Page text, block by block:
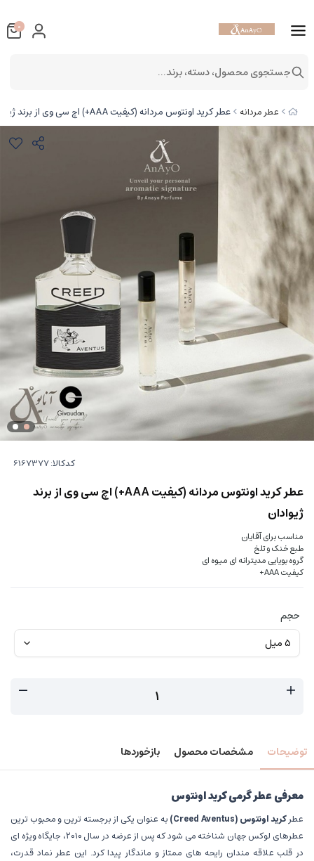
عطر مردانه عطر کرید اونتوس مردانه (کیفیت AAA+) اچ سی وی از برند ژیوادان
کدکالا:
عطر کرید اونتوس مردانه (کیفیت AAA+) اچ سی وی از برند
ژیوادان
مناسب برای آقایان
طبع خنک و تلخ
گروه بویایی مدیترانه ای میوه ای
کیفیت AAA+
حجم
توضیحات مشخصات محصول بازخوردها
معرفی عطر گرمی کرید اونتوس
عطرکرید اونتوس(Creed Aventus)
به عنوان یکی از برجسته ترین و محبوب ترین
عطرهای لوکس جهان شناخته می شود که پس از عرضه در سال ۲۰۱۰، جایگاه ویژه ای
در قلب علاقه مندان رایحه های ممتاز و ماندگار پیدا کرد. این عطر نماد قدرت،
0
جستجوی محصول، دسته، برند...